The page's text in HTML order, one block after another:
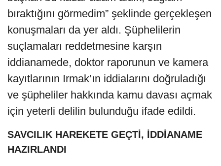
bıraktığını görmedim” şeklinde gerçekleşen
konuşmaları da yer aldı. Şüphelilerin
suçlamaları reddetmesine karşın
iddianamede, doktor raporunun ve kamera
kayıtlarının Irmak’ın iddialarını doğruladığı
ve şüpheliler hakkında kamu davası açmak
için yeterli delilin bulunduğu ifade edildi.
SAVCILIK HAREKETE GEÇTİ, İDDİANAME
HAZIRLANDI